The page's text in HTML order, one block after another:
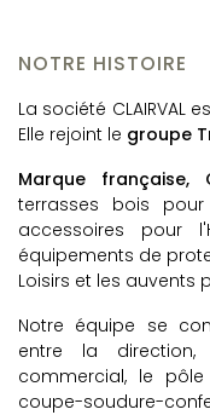
NOTRE HISTOIRE
La société CLAIRVAL
Elle rejoint le groupe
Marque française,
terrasses bois
accessoires pour
équipements de
Loisirs et les auvents
Notre équipe se
entre la
commercial, le
coupe-soudure-